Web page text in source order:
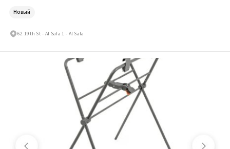
Новый
62 19th St - Al Safa 1 - Al Safa